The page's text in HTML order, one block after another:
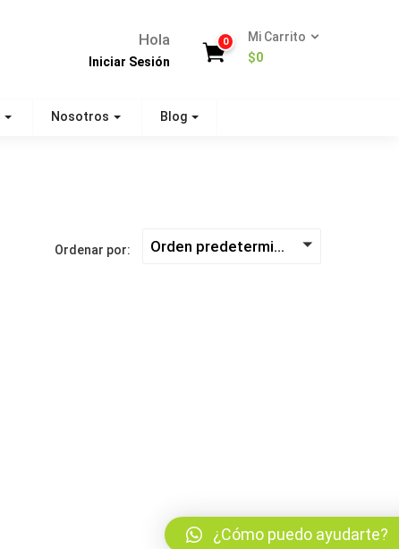
Hola
Iniciar Sesión
0
Mi Carrito
$0
Nosotros Blog
Ordenar por: Orden predeterminado
¿Cómo puedo ayudarte?